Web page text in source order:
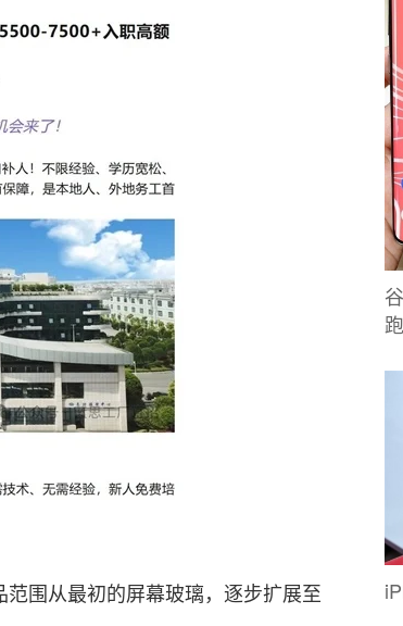
围从最初的屏幕玻璃，逐步扩展至